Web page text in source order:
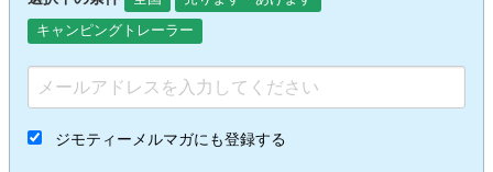
キャンピングトレーラー
ジモティーメルマガにも登録する